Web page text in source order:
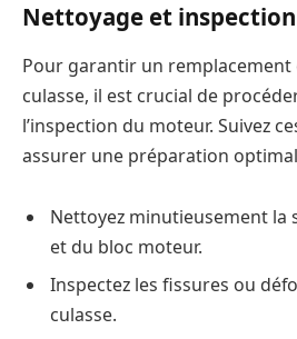
Nettoyage et inspection
Pour garantir un remplacement
culasse, il est crucial de
l’inspection du moteur. Suivez
assurer une préparation
Nettoyez minutieusement la
et du bloc moteur.
Inspectez les fissures ou
culasse.